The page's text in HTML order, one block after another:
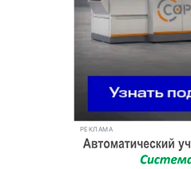
РЕКЛАМА